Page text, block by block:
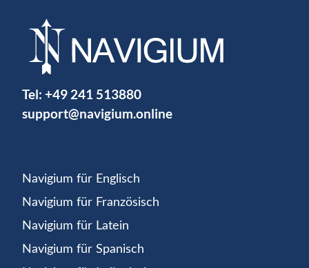
Tel: +49 241 513880
support@navigium.online
Navigium für Englisch
Navigium für Französisch
Navigium für Latein
Navigium für Spanisch